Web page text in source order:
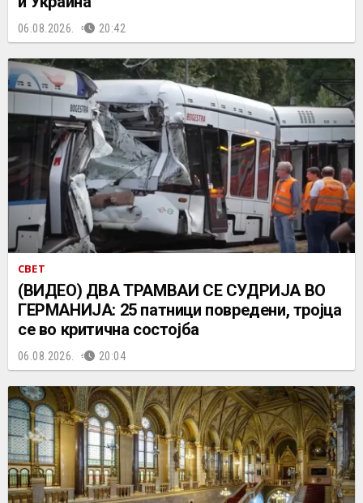
06.08.2026. 20:42
СВЕТ
(ВИДЕО) ДВА ТРАМВАИ СЕ СУДРИЈА ВО
ГЕРМАНИЈА: 25 патници повредени, тројца
се во критична состојба
06.08.2026. 20:04